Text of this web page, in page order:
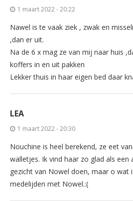
1 maart 2022 - 20:22
Nawel is te vaak ziek , zwak en
,dan er uit.
Na de 6 x mag ze van mij naar huis
koffers in en uit pakken
Lekker thuis in haar eigen bed daar
LEA
1 maart 2022 - 20:30
Nouchine is heel berekend, ze eet
walletjes. Ik vind haar zo glad als een
gezicht van Nowel doen, maar o wat
medelijden met Nowel.:(